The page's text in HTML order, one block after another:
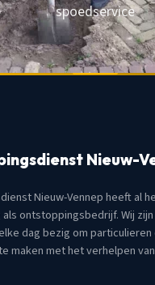
spoedservice
Nieuw-
Nieuw-Vennep heeft al
ontstoppingsbedrijf. Wij
dag bezig om particulieren
maken met het verhelpen